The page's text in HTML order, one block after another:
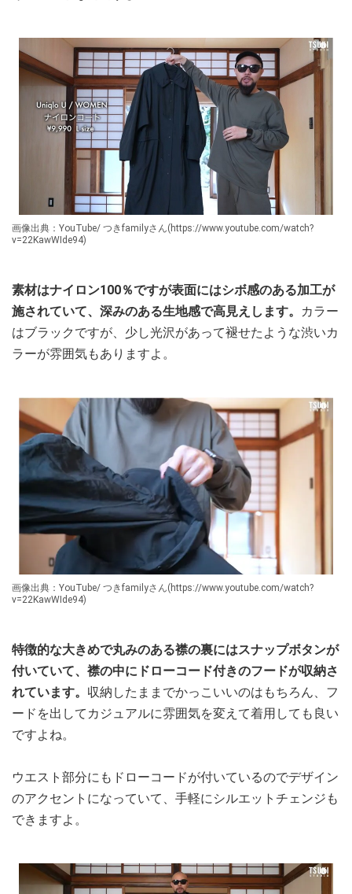
画像出典：YouTube/ つきfamilyさん(https://www.youtube.com/watch?
v=22KawWIde94)
素材はナイロン100％ですが表面にはシボ感のある加工が
施されていて、深みのある生地感で高見えします。
カラー
はブラックですが、少し光沢があって褪せたような渋いカ
ラーが雰囲気もありますよ。
画像出典：YouTube/ つきfamilyさん(https://www.youtube.com/watch?
v=22KawWIde94)
特徴的な大きめで丸みのある襟の裏にはスナップボタンが
付いていて、襟の中にドローコード付きのフードが収納さ
れています。 収納したままでかっこいいのはもちろん、フ
ードを出してカジュアルに雰囲気を変えて着用しても良い
ですよね。
ウエスト部分にもドローコードが付いているのでデザイン
のアクセントになっていて、手軽にシルエットチェンジも
できますよ。